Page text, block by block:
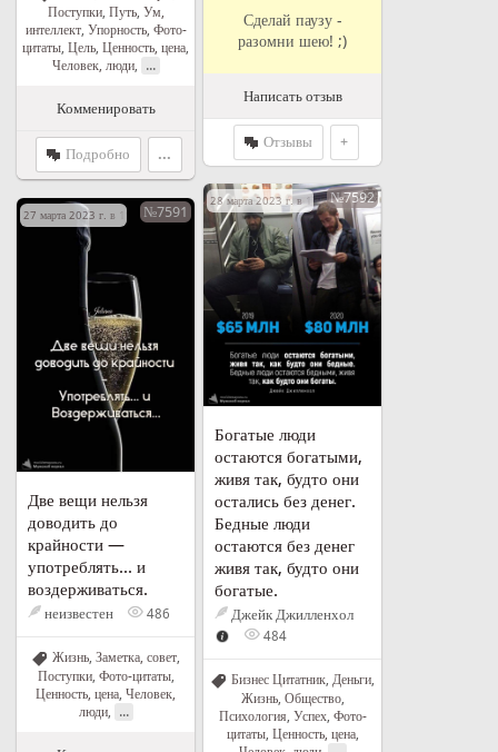
Поступки, Путь, Ум,
интеллект, Упорность, Фото-
цитаты, Цель, Ценность, цена,
Человек, люди, ...
Комменировать
Подробно ...
Сделай паузу -
разомни шею! ;)
Написать отзыв
Отзывы +
28 марта 2023 г. в 17:09№7592
Богатые люди
остаются богатыми,
живя так, будто они
остались без денег.
Бедные люди
остаются без денег
живя так, будто они
богатые.
Джейк Джилленхол
484
Бизнес Цитатник Деньги
Жизнь, Общество,
Психология Успех, Фото-
цитаты, Ценность, цена,
27 марта 2023 г. в 19:02№7591
Две вещи нельзя
доводить до
крайности —
употреблять... и
воздерживаться.
неизвестен 486
Жизнь Заметка, совет
Поступки, Фото-цитаты,
Ценность, цена Человек,
люди, ...